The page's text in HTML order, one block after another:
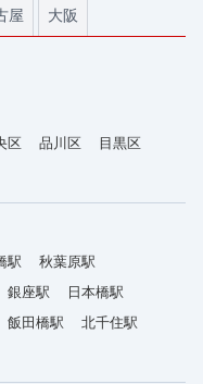
屋 大阪
区 品川区
目黒区
駅
秋葉原駅
銀座駅
日本橋駅
飯田橋駅
北千住駅